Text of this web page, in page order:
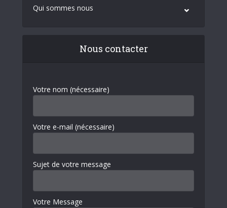
Qui sommes nous
Nous contacter
Votre nom (nécessaire)
Votre e-mail (nécessaire)
Sujet de votre message
Votre Message